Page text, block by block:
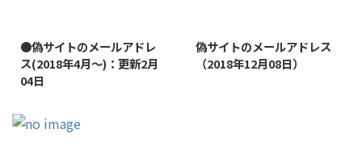
●偽サイトのメールアドレ
ス(2018年4月～)：更新2月
04日
偽サイトのメールアドレス
（2018年12月08日）